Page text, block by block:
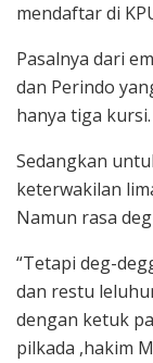
mendaftar di
Pasalnya dari
dan Perindo
hanya tiga kursi.
Sedangkan
keterwakilan
Namun rasa
“Tetapi deg-
dan restu
dengan ketuk
pilkada ,hakim